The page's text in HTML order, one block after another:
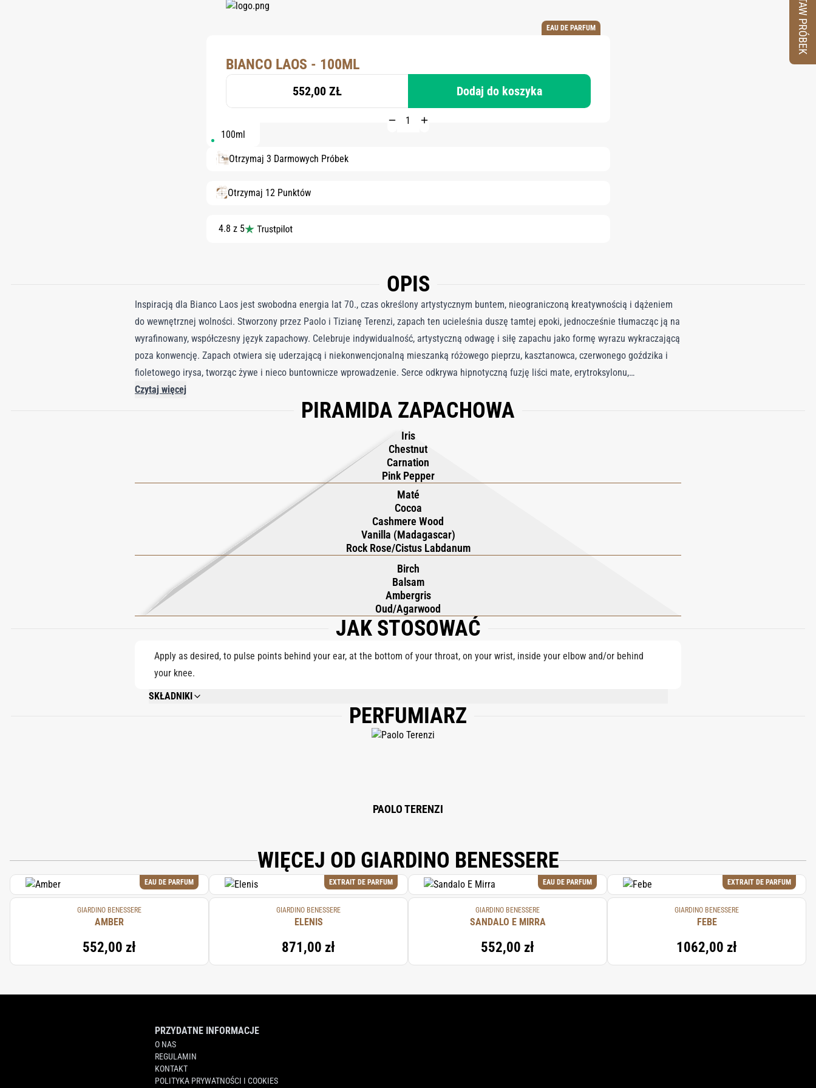
EAU DE PARFUM
BIANCO LAOS - 100ML
552,00 ZŁ Dodaj do koszyka
100ml
Otrzymaj 3 Darmowych Próbek
Otrzymaj 12 Punktów
4.8 z 5
OPIS
Inspiracją dla Bianco Laos jest swobodna energia lat 70., czas określony artystycznym buntem, nieograniczoną kreatywnością i dążeniem
do wewnętrznej wolności. Stworzony przez Paolo i Tizianę Terenzi, zapach ten ucieleśnia duszę tamtej epoki, jednocześnie tłumacząc ją na
wyrafinowany, współczesny język zapachowy. Celebruje indywidualność, artystyczną odwagę i siłę zapachu jako formę wyrazu wykraczającą
poza konwencję. Zapach otwiera się uderzającą i niekonwencjonalną mieszanką różowego pieprzu, kasztanowca, czerwonego goździka i
fioletowego irysa, tworząc żywe i nieco buntownicze wprowadzenie. Serce odkrywa hipnotyczną fuzję liści mate, erytroksylonu,
madagaskarskiego kwiatu wanilii, drewna kaszmirowego i żywicznego labdanum, zapewniając ciepło i zmysłową głębię. W bazie rzadki
biały oud z Laosu przeplata się z ambrą, balsamem peruwiańskim i brzozą, pozostawiając mocny, dymny i uzależniający ślad. Bianco Laos
Czytaj więcej
PIRAMIDA ZAPACHOWA
Iris
Chestnut
Carnation
Pink Pepper
Maté
Cocoa
Cashmere Wood
Vanilla (Madagascar)
Rock Rose/Cistus Labdanum
Birch
Balsam
Ambergris
Oud/Agarwood
JAK STOSOWAĆ
Apply as desired, to pulse points behind your ear, at the bottom of your throat, on your wrist, inside your elbow and/or behind
your knee.
SKŁADNIKI
ALCOHOL DENAT., PARFUM (FRAGRANCE), BENZYL ALCOHOL, LINALOOL, BENZYL BENZOATE, ISOEUGENOL, EUGENOL, LIMONENE, BENZYL CINNAMATE.
PERFUMIARZ
PAOLO TERENZI
WIĘCEJ OD GIARDINO BENESSERE
EAU DE PARFUM
GIARDINO BENESSERE
AMBER
552,00 zł
EXTRAIT DE PARFUM
GIARDINO BENESSERE
ELENIS
871,00 zł
EAU DE PARFUM
GIARDINO BENESSERE
SANDALO E MIRRA
552,00 zł
EXTRAIT DE PARFUM
GIARDINO BENESSERE
FEBE
1062,00 zł
PRZYDATNE INFORMACJE
O NAS
REGULAMIN
KONTAKT
POLITYKA PRYWATNOŚCI I COOKIES
ZESTAW PRÓBEK